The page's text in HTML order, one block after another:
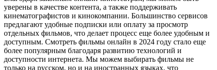
уверены в качестве контента, а также поддерживать
кинематографистов и кинокомпании. Большинство сервисов
предлагают удобные подписки или оплату за просмотр
отдельных фильмов, что делает процесс еще более удобным и
доступным. Смотреть фильмы онлайн в 2024 году стало еще
более популярным благодаря развитию технологий и
доступности интернета. Мы можем выбирать фильмы не
только на русском, но и на иностранных языках, что